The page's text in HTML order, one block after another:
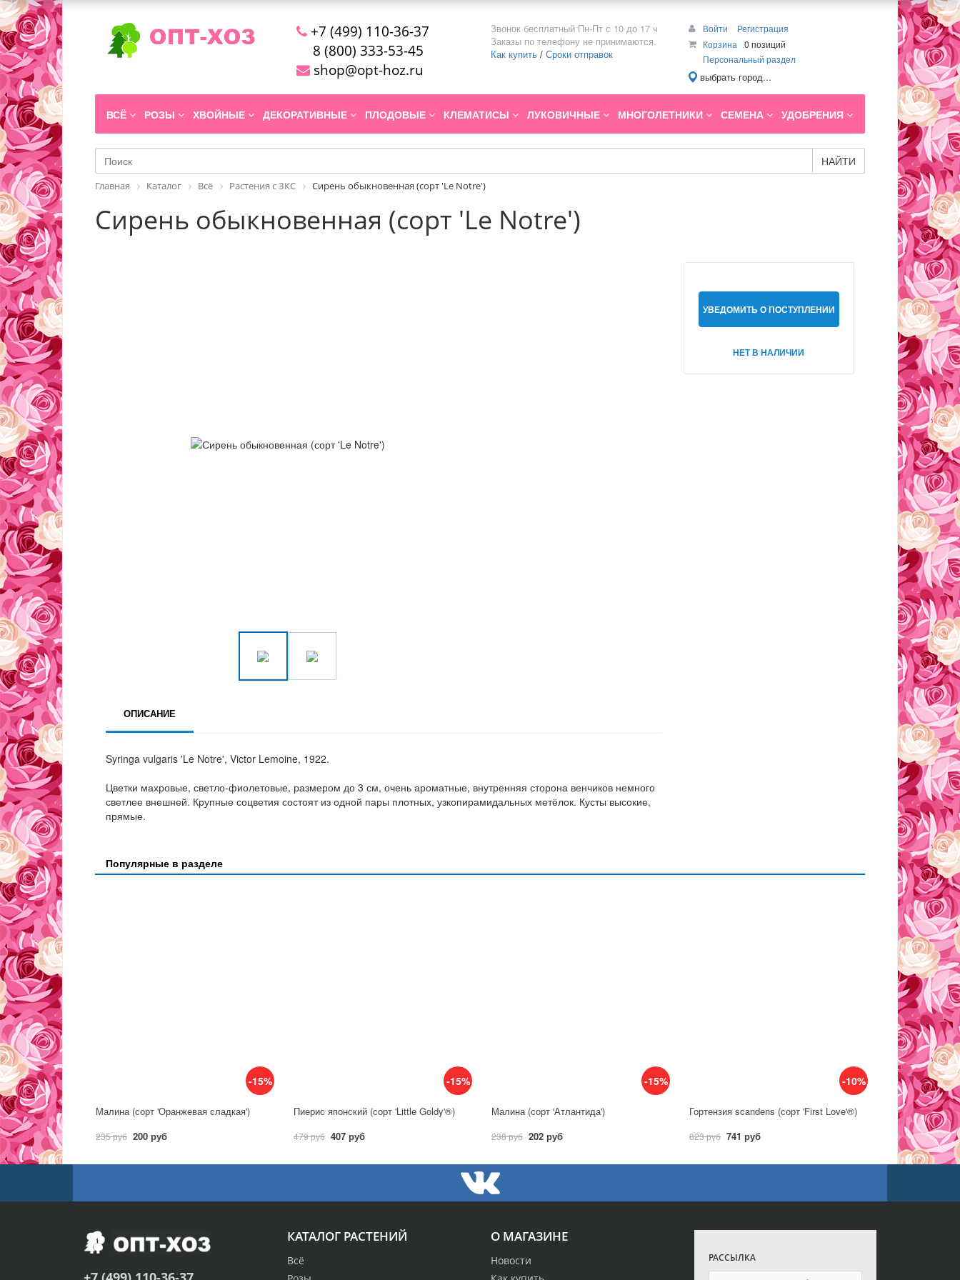
+7 (499) 110-36-37
8 (800) 333-53-45
shop@opt-hoz.ru
Звонок бесплатный Пн-Пт с 10 до 17 ч
Заказы по телефону не принимаются.
Как купить / Сроки отправок
Войти
Регистрация
Корзина
0 позиций
Персональный раздел
выбрать город...
ВСЁ РОЗЫ ХВОЙНЫЕ ДЕКОРАТИВНЫЕ ПЛОДОВЫЕ КЛЕМАТИСЫ ЛУКОВИЧНЫЕ МНОГОЛЕТНИКИ СЕМЕНА УДОБРЕНИЯ
НАЙТИ
Главная Каталог Всё Растения с ЗКС Сирень обыкновенная (сорт 'Le Notre')
Сирень обыкновенная (сорт 'Le Notre')
УВЕДОМИТЬ О ПОСТУПЛЕНИИ
НЕТ В НАЛИЧИИ
ОПИСАНИЕ
Syringa vulgaris 'Le Notre', Victor Lemoine, 1922.
Цветки махровые, светло-фиолетовые, размером до 3 см, очень ароматные, внутренняя сторона венчиков немного
светлее внешней. Крупные соцветия состоят из одной пары плотных, узкопирамидальных метёлок. Кусты высокие,
прямые.
Популярные в разделе
-15%
Малина (сорт 'Оранжевая сладкая')
235 руб 200 руб
-15%
Пиерис японский (сорт 'Little Goldy'®)
479 руб 407 руб
-15%
Малина (сорт 'Атлантида')
238 руб 202 руб
-10%
Гортензия scandens (сорт 'First Love'®)
823 руб 741 руб
О МАГАЗИНЕ
Новости
КАТАЛОГ РАСТЕНИЙ
Всё
РАССЫЛКА